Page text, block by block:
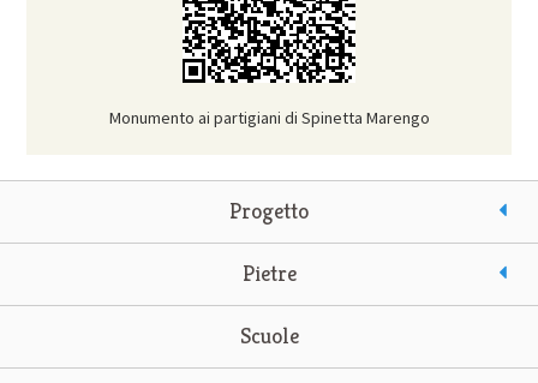
Monumento ai partigiani di Spinetta Marengo
Progetto
Pietre
Scuole